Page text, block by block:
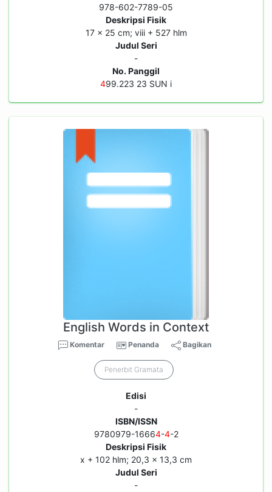
978-602-7789-05
Deskripsi Fisik
17 x 25 cm; viii + 527 hlm
Judul Seri
-
No. Panggil
499.223 23 SUN i
English Words in Context
Komentar Penanda Bagikan
Penerbit Gramata
Edisi
-
ISBN/ISSN
9780979-16664-4-2
Deskripsi Fisik
x + 102 hlm; 20,3 x 13,3 cm
Judul Seri
-